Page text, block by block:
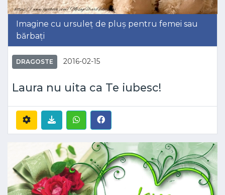
Imagine cu ursuleț de pluș pentru femei sau
bărbați
DRAGOSTE 2016-02-15
Laura nu uita ca Te iubesc!